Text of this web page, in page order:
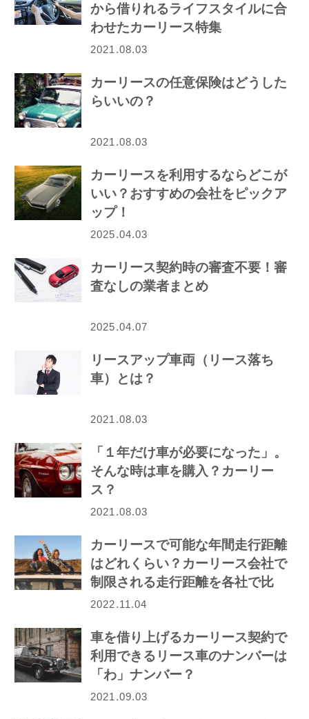
から借りれるライフスタイルに合
わせたカーリース特集
2021.08.03
カーリースの任意保険はどうした
らいいの？
2021.08.03
カーリースを利用するならどこが
いい？おすすめの会社をピックア
ップ！
2025.04.03
カーリース契約時の審査不要！審
査なしの業者まとめ
2025.04.07
リースアップ車両（リース落ち
車）とは？
2021.08.03
「１年だけ車が必要になった」。
そんな時は車を購入？カーリー
ス？
2021.08.03
カーリースで可能な年間走行距離
はどれくらい？カーリース会社で
制限される走行距離を各社で比
較！
2022.11.04
車を借り上げるカーリース契約で
利用できるリース車のナンバーは
「わ」ナンバー？
2021.09.03